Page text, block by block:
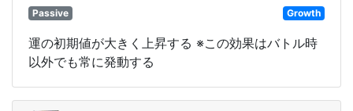
Passive Growth
運の初期値が大きく上昇する ※この効果はバトル時
以外でも常に発動する